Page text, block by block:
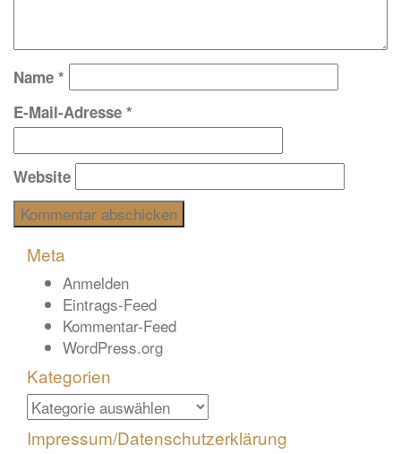
Name *
E-Mail-Adresse *
Website
Meta
Anmelden
Eintrags-Feed
Kommentar-Feed
WordPress.org
Kategorien
Kategorien
Impressum/Datenschutzerklärung